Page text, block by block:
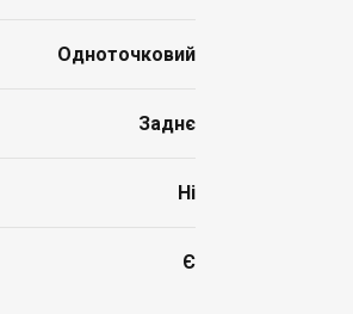
Одноточковий
Заднє
Ні
Є